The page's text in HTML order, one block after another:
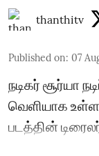
thanthitv
Published on: 07
நடிகர் சூர்யா
வெளியாக
படத்தின்